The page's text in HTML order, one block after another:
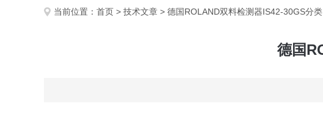
当前位置： 首页 > 技术文章 > 德国ROLAND双料检测器IS42-30GS分类
德国